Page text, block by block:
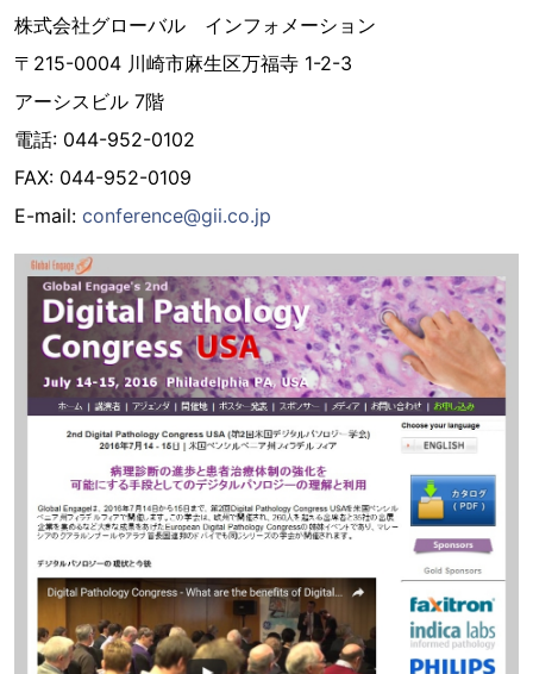
株式会社グローバル インフォメーション
〒215-0004 川崎市麻生区万福寺 1-2-3
アーシスビル 7階
電話: 044-952-0102
FAX: 044-952-0109
E-mail: conference@gii.co.jp